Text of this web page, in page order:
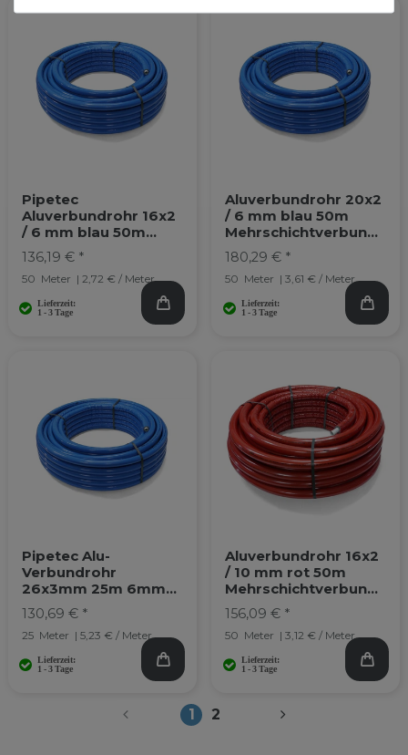
Pipetec
Aluverbundrohr 16x2
/ 6 mm blau 50m
Mehrschichtverbundr
ohr
136,19 € *
50 Meter | 2,72 € / Meter
Aluverbundrohr 20x2
/ 6 mm blau 50m
Mehrschichtverbundr
ohr
180,29 € *
50 Meter | 3,61 € / Meter
Pipetec Alu-
Verbundrohr
26x3mm 25m 6mm
blau isoliert
130,69 € *
25 Meter | 5,23 € / Meter
Aluverbundrohr 16x2
/ 10 mm rot 50m
Mehrschichtverbundr
ohr
156,09 € *
50 Meter | 3,12 € / Meter
1 2